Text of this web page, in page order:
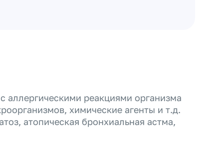
аллергическими реакциями организма
химические агенты и т.д.
атопическая бронхиальная астма,